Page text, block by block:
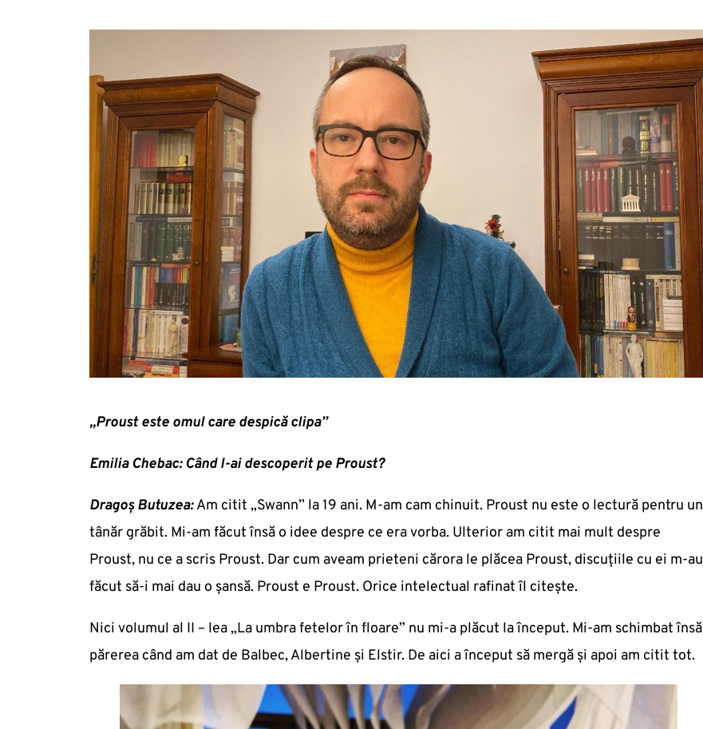
„Proust este omul care despică clipa”
Emilia Chebac: Când l-ai descoperit pe Proust?
Dragoș Butuzea: Am citit „Swann” la 19 ani. M-am cam chinuit. Proust nu este o lectură pentru un
tânăr grăbit. Mi-am făcut însă o idee despre ce era vorba. Ulterior am citit mai mult despre
Proust, nu ce a scris Proust. Dar cum aveam prieteni cărora le plăcea Proust, discuțiile cu ei m-au
făcut să-i mai dau o șansă. Proust e Proust. Orice intelectual rafinat îl citește.
Nici volumul al II – lea „La umbra fetelor în floare” nu mi-a plăcut la început. Mi-am schimbat însă
părerea când am dat de Balbec, Albertine și Elstir. De aici a început să mergă și apoi am citit tot.